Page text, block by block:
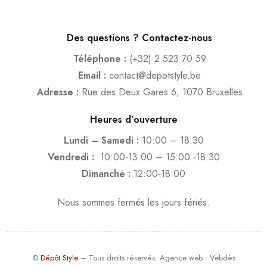
Des questions ? Contactez-nous
Téléphone : (+32) 2 523 70 59
Email : contact@depotstyle.be
Adresse : Rue des Deux Gares 6, 1070 Bruxelles
Heures d’ouverture
Lundi – Samedi : 10:00 – 18:30
Vendredi : 10:00-13:00 – 15:00 -18:30
Dimanche : 12:00-18:00
Nous sommes fermés les jours fériés.
© Dépôt Style– Tous droits réservés. Agence web: Vebdès